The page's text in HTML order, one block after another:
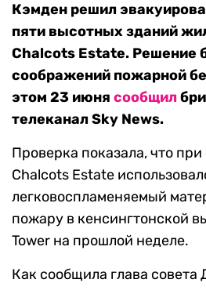
Кэмден решил
пяти высотных зданий
Chalcots Estate. Решение
соображений пожарной
этом 23 июня сообщил
телеканал Sky News.
Проверка показала, что
Chalcots Estate
легковоспламеняемый
пожару в кенсингтонской
Tower на прошлой неделе.
Как сообщила глава